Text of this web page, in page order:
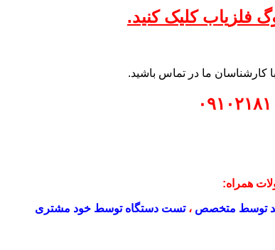
فلزیاب کلیک کنید.
کارشناسان ما در تماس باشید.
همراه:
توسط متخصص ،تست دستگاه توسط خود مشتری